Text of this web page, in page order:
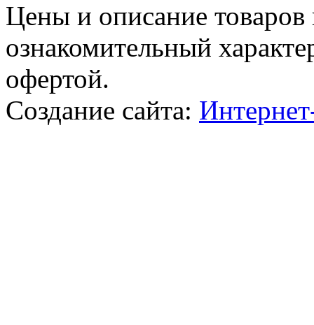
Цeны и описание
ознакомительный
офeртой.
Создание сайта: